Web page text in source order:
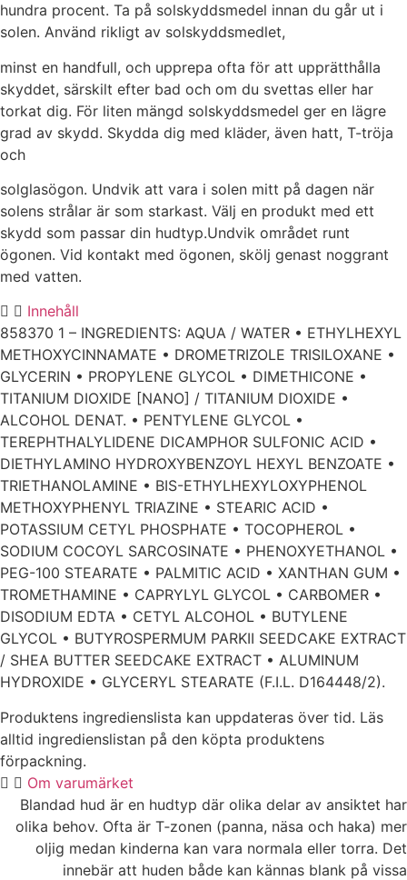
hundra procent. Ta på solskyddsmedel innan du går ut i
solen. Använd rikligt av solskyddsmedlet,
minst en handfull, och upprepa ofta för att upprätthålla
skyddet, särskilt efter bad och om du svettas eller har
torkat dig. För liten mängd solskyddsmedel ger en lägre
grad av skydd. Skydda dig med kläder, även hatt, T-tröja
och
solglasögon. Undvik att vara i solen mitt på dagen när
solens strålar är som starkast. Välj en produkt med ett
skydd som passar din hudtyp.Undvik området runt
ögonen. Vid kontakt med ögonen, skölj genast noggrant
med vatten.
Innehåll
858370 1 – INGREDIENTS: AQUA / WATER • ETHYLHEXYL
METHOXYCINNAMATE • DROMETRIZOLE TRISILOXANE •
GLYCERIN • PROPYLENE GLYCOL • DIMETHICONE •
TITANIUM DIOXIDE [NANO] / TITANIUM DIOXIDE •
ALCOHOL DENAT. • PENTYLENE GLYCOL •
TEREPHTHALYLIDENE DICAMPHOR SULFONIC ACID •
DIETHYLAMINO HYDROXYBENZOYL HEXYL BENZOATE •
TRIETHANOLAMINE • BIS-ETHYLHEXYLOXYPHENOL
METHOXYPHENYL TRIAZINE • STEARIC ACID •
POTASSIUM CETYL PHOSPHATE • TOCOPHEROL •
SODIUM COCOYL SARCOSINATE • PHENOXYETHANOL •
PEG-100 STEARATE • PALMITIC ACID • XANTHAN GUM •
TROMETHAMINE • CAPRYLYL GLYCOL • CARBOMER •
DISODIUM EDTA • CETYL ALCOHOL • BUTYLENE
GLYCOL • BUTYROSPERMUM PARKII SEEDCAKE EXTRACT
/ SHEA BUTTER SEEDCAKE EXTRACT • ALUMINUM
HYDROXIDE • GLYCERYL STEARATE (F.I.L. D164448/2).
Produktens ingredienslista kan uppdateras över tid. Läs
alltid ingredienslistan på den köpta produktens
förpackning.
Om varumärket
Blandad hud är en hudtyp där olika delar av ansiktet har
olika behov. Ofta är T‑zonen (panna, näsa och haka) mer
oljig medan kinderna kan vara normala eller torra. Det
innebär att huden både kan kännas blank på vissa